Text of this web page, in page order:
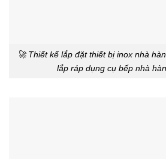
🚀 Thiết kế lắp đặt thiết bị inox nhà
lắp ráp dụng cụ bếp nhà